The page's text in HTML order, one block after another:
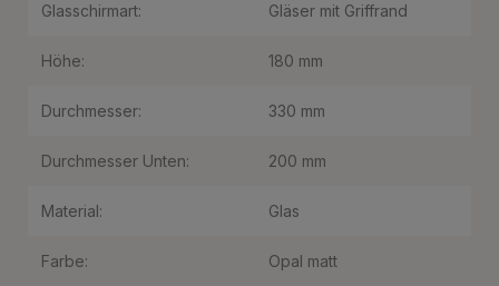
Glasschirmart: Gläser mit Griffrand
Höhe: 180 mm
Durchmesser: 330 mm
Durchmesser Unten: 200 mm
Material: Glas
Farbe: Opal matt